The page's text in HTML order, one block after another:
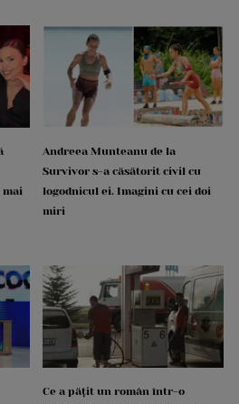
mai
Andreea Munteanu de la
Survivor s-a căsătorit civil cu
logodnicul ei. Imagini cu cei doi
miri
Ce a pățit un român într-o